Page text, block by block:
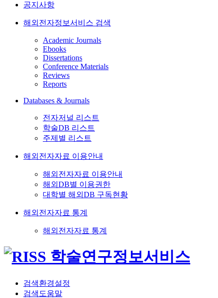
공지사항
해외전자정보서비스 검색
Academic Journals
Ebooks
Dissertations
Conference Materials
Reviews
Reports
Databases & Journals
전자저널 리스트
학술DB 리스트
주제별 리스트
해외전자자료 이용안내
해외전자자료 이용안내
해외DB별 이용권한
대학별 해외DB 구독현황
해외전자자료 통계
해외전자자료 통계
검색환경설정
검색도움말